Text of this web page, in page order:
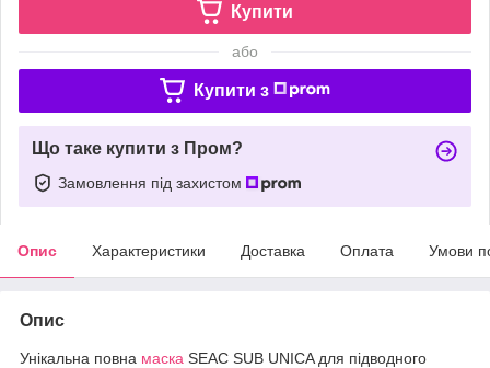
Купити
або
Купити з
Що таке купити з Пром?
Замовлення під захистом
Опис Характеристики Доставка Оплата Умови
Опис
Унікальна повна маска SEAC SUB UNICA для підводного